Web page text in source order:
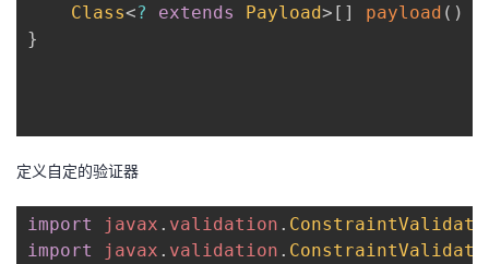
Class<? extends Payload> [ ] payload ( )
}
定义自定的验证器
import javax . validation .
import
javax . validation .